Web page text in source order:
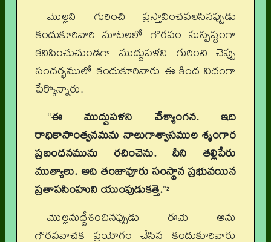
మొల్లని గురించి ప్రస్తావించవలసినప్పుడు
కందుకూరివారి మాటలలో గౌరవం సుస్పష్టంగా
కనిపించుచుండగా ముద్దుపళని గురించి చెప్పు
సందర్భములో కందుకూరివారు ఈ కింద విధంగా
పేర్కొన్నారు.
“ఈ ముద్దుపళని వేశ్యాంగన. ఇది
రాధికాసాంత్వనమను నాలుగాశ్వాసముల శృంగార
ప్రబంధనమును రచించెను. దీని తల్లిపేరు
ముత్యాలు. అది తంజావూరు సంస్థాన ప్రభువయిన
ప్రతాపసింహుని యుంపుడుకత్తె.”2
మొల్లనుద్దేశించినప్పుడు ఈమె అను
గౌరవవాచక ప్రయోగం చేసిన కందుకూరివారు